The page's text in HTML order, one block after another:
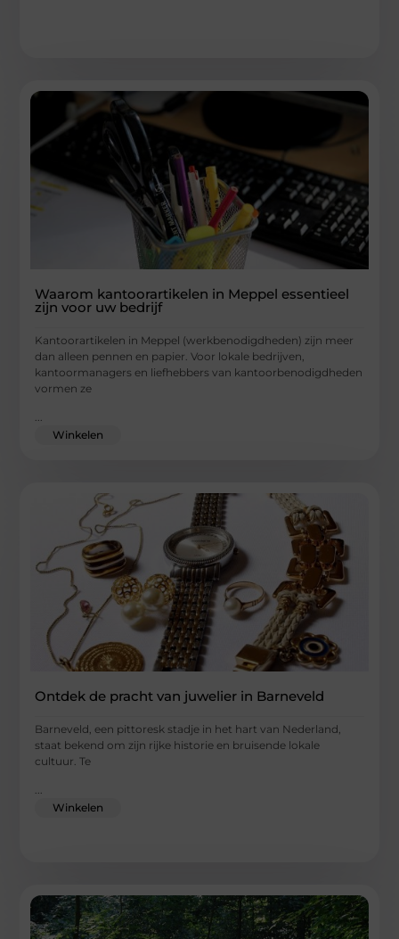
Waarom kantoorartikelen in Meppel essentieel
zijn voor uw bedrijf
Kantoorartikelen in Meppel (werkbenodigdheden) zijn meer
dan alleen pennen en papier. Voor lokale bedrijven,
kantoormanagers en liefhebbers van kantoorbenodigdheden
vormen ze
...
Winkelen
Ontdek de pracht van juwelier in Barneveld
Barneveld, een pittoresk stadje in het hart van Nederland,
staat bekend om zijn rijke historie en bruisende lokale
cultuur. Te
...
Winkelen